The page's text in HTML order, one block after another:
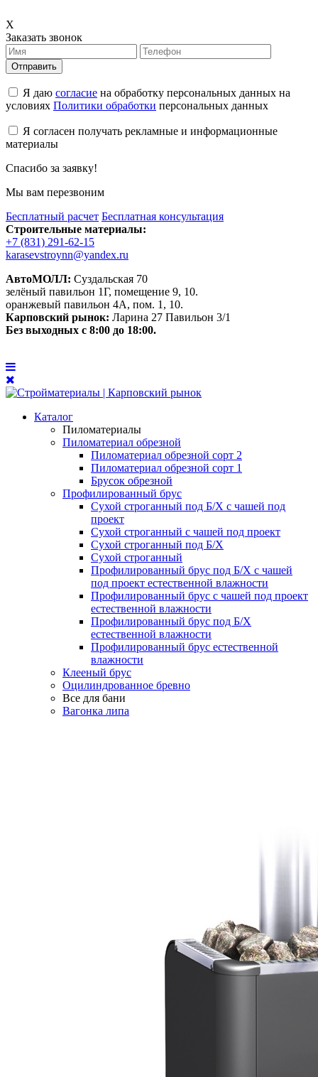
X
Заказать звонок
Отправить
Я даю согласие на обработку персональных данных на
условиях Политики обработки персональных данных
Я согласен получать рекламные и информационные
материалы
Спасибо за заявку!
Мы вам перезвоним
Бесплатный расчет Бесплатная консультация
Строительные материалы:
+7 (831) 291-62-15
karasevstroynn@yandex.ru
АвтоМОЛЛ: Суздальская 70
зелёный павильон 1Г, помещение 9, 10.
оранжевый павильон 4А, пом. 1, 10.
Карповский рынок: Ларина 27 Павильон 3/1
Без выходных с 8:00 до 18:00.
Каталог
Пиломатериалы
Пиломатериал обрезной
Пиломатериал обрезной сорт 2
Пиломатериал обрезной сорт 1
Брусок обрезной
Профилированный брус
Сухой строганный под Б/Х с чашей под
проект
Сухой строганный с чашей под проект
Сухой строганный под Б/Х
Сухой строганный
Профилированный брус под Б/Х с чашей
под проект естественной влажности
Профилированный брус с чашей под проект
естественной влажности
Профилированный брус под Б/Х
естественной влажности
Профилированный брус естественной
влажности
Клееный брус
Оцилиндрованное бревно
Все для бани
Вагонка липа